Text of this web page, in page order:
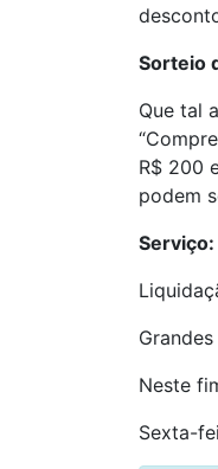
Sorteio
Que tal
R$ 200
podem
Serviço:
Neste
Sexta-